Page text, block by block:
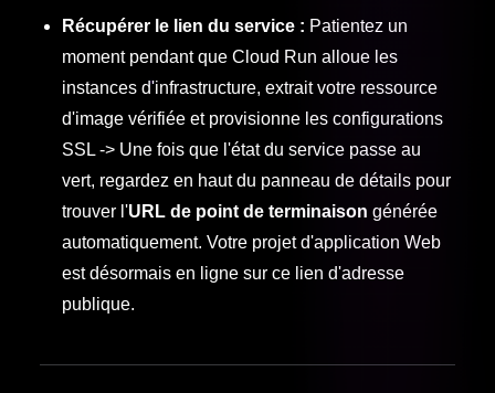
Récupérer le lien du service : Patientez un
moment pendant que Cloud Run alloue les
instances d'infrastructure, extrait votre ressource
d'image vérifiée et provisionne les configurations
SSL -> Une fois que l'état du service passe au
vert, regardez en haut du panneau de détails pour
trouver l'URL de point de terminaison générée
automatiquement. Votre projet d'application Web
est désormais en ligne sur ce lien d'adresse
publique.